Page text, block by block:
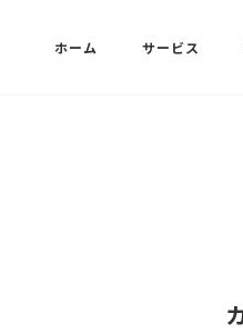
ホーム サービス